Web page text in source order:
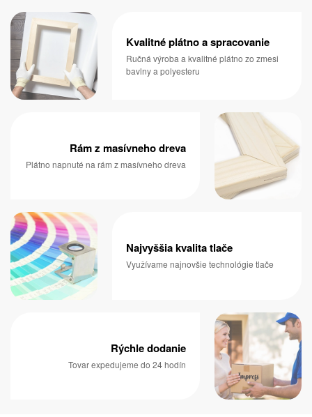
Kvalitné plátno a spracovanie
Ručná výroba a kvalitné plátno zo zmesi
bavlny a polyesteru
Rám z masívneho dreva
Plátno napnuté na rám z masívneho dreva
Najvyššia kvalita tlače
Využívame najnovšie technológie tlače
Rýchle dodanie
Tovar expedujeme do 24 hodín